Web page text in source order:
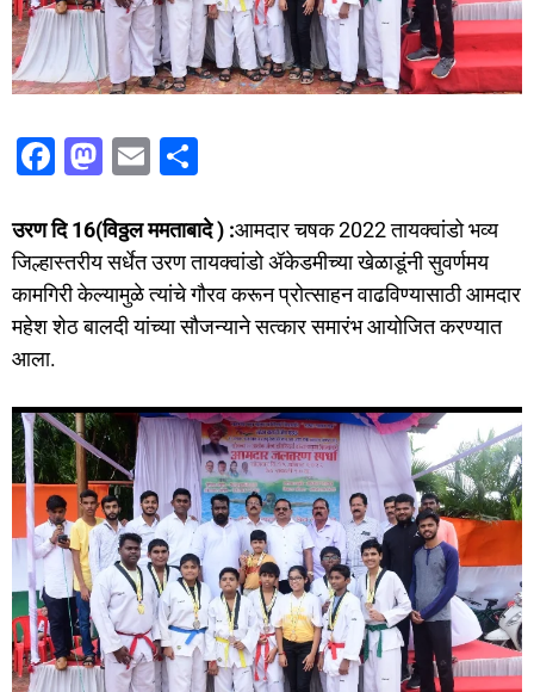
F
c
e
b
o
k
M
st
o
d
o
E
ai
l
ar
e
उरण दि 16(विठ्ठल ममताबादे ) :आमदार चषक 2022 तायक्वांडो भव्य
जिल्हास्तरीय सर्धेत उरण तायक्वांडो ॲकेडमीच्या खेळाडूंनी सुवर्णमय
कामगिरी केल्यामुळे त्यांचे गौरव करून प्रोत्साहन वाढविण्यासाठी आमदार
महेश शेठ बालदी यांच्या सौजन्याने सत्कार समारंभ आयोजित करण्यात
आला.